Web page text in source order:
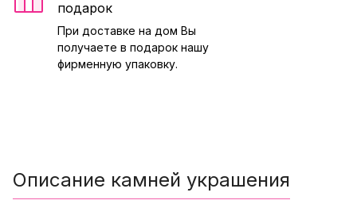
подарок
При доставке на дом Вы
получаете в подарок нашу
фирменную упаковку.
Описание камней украшения